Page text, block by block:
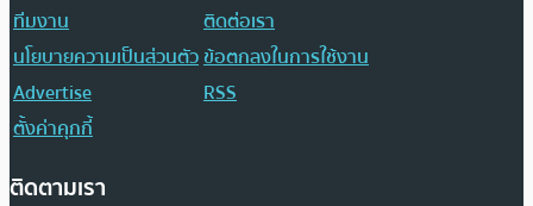
ทีมงาน
ติดต่อเรา
นโยบายความเป็นส่วนตัวข้อตกลงในการใช้งาน
Advertise
RSS
ตั้งค่าคุกกี้
ติดตามเรา